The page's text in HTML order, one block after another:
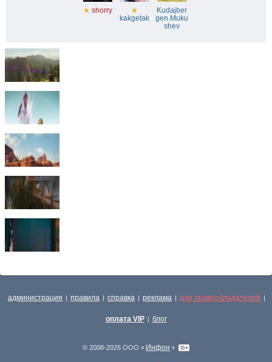
★ shorry
★
kakgetak
Kudajber
gen.Muku
shev
администрация | правила | справка | реклама | для правообладателей |
оплата VIP | блог
© 2008-2026 ООО « Инфон »